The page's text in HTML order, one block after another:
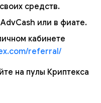
средств.
или в фиате.
кабинете
referral/
на пулы Криптекса